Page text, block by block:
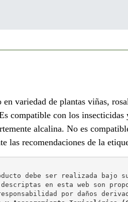
en variedad de plantas viñas,
compatible con los
alcalina. No es
las recomendaciones de la
debe ser realizada bajo
en esta web son
responsabilidad por daños